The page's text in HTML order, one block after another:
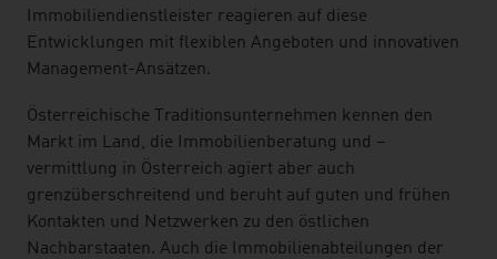
Immobiliendienstleister reagieren auf diese
Entwicklungen mit flexiblen Angeboten und innovativen
Management-Ansätzen.
Österreichische Traditionsunternehmen kennen den
Markt im Land, die Immobilienberatung und –
vermittlung in Österreich agiert aber auch
grenzüberschreitend und beruht auf guten und frühen
Kontakten und Netzwerken zu den östlichen
Nachbarstaaten. Auch die Immobilienabteilungen der